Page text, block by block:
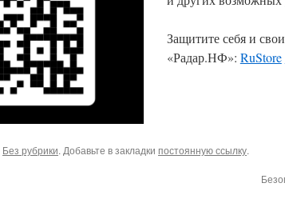
Защитите себя и
«Радар.НФ»: RuStore
Без рубрики. Добавьте в закладки постоянную ссылку.